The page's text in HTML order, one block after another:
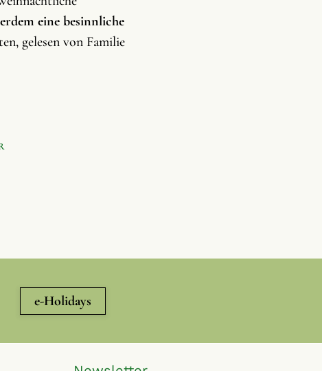
eine besinnliche
gelesen von Familie
e-Holidays